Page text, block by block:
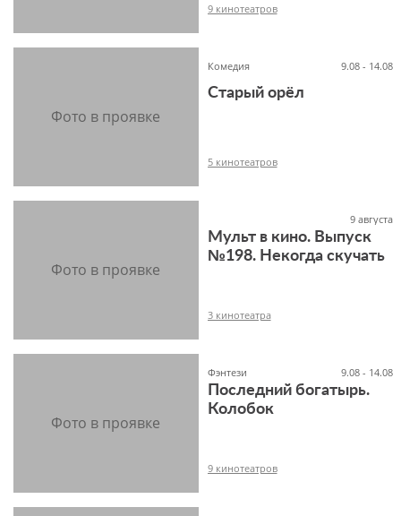
9 кинотеатров
Комедия 9.08 - 14.08
Старый орёл
12+
5 кинотеатров
9 августа
Мульт в кино. Выпуск
№198. Некогда скучать
3 кинотеатра
Фэнтези 9.08 - 14.08
Последний богатырь.
Колобок
9 кинотеатров